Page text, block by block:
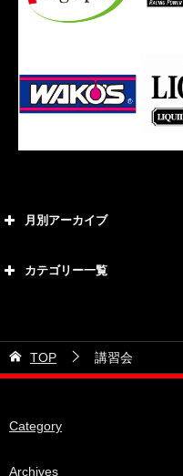
月別アーカイブ
2026年5月
2026年4月
2026年2月
カテゴリー一覧
21号車
28号車
TOP 講習会
Category
Archives